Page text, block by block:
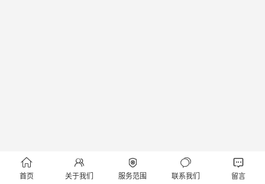

首页

关于我们

服务范围

联系我们

留言